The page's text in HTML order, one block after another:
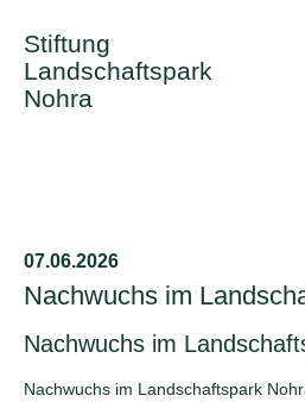
Stiftung
Landschaftspark
Nohra
07.06.2026
Nachwuchs im
Nachwuchs im
Nachwuchs im Landschaftspark